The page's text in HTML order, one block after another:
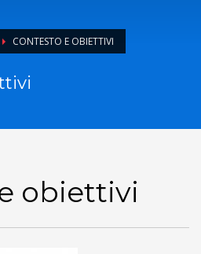
CONTESTO E OBIETTIVI
obiettivi